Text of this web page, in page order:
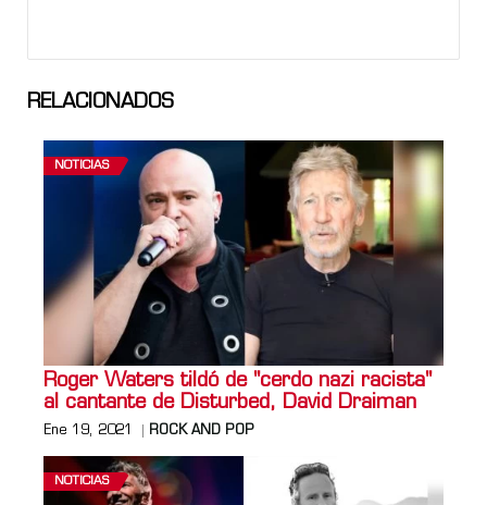
RELACIONADOS
NOTICIAS
Roger Waters tildó de "cerdo nazi racista"
al cantante de Disturbed, David Draiman
Ene 19, 2021 ROCK AND POP
NOTICIAS